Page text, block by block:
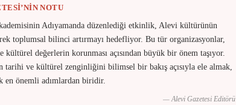
NOTU
Adıyamanda düzenlediği etkinlik, Alevi kültürünün
toplumsal bilinci artırmayı hedefliyor. Bu tür organizasyonlar,
kültürel değerlerin korunması açısından büyük bir önem taşıyor.
tarihi ve kültürel zenginliğini bilimsel bir bakış açısıyla ele almak,
en önemli adımlardan biridir.
— Alevi Gazetesi Editörü